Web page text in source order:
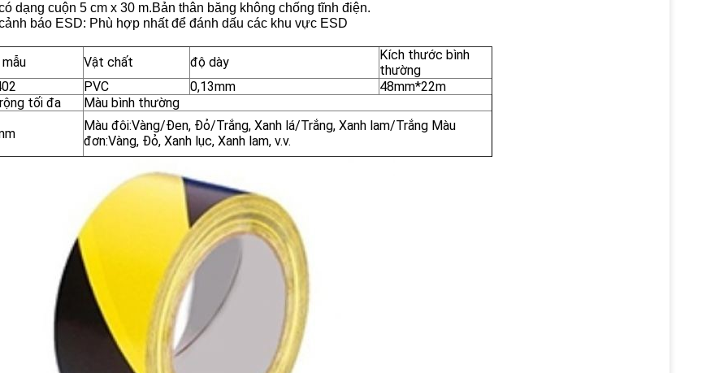
dạng cuộn 5 cm x 30 m.Bản thân băng không chống tĩnh điện.
báo ESD: Phù hợp nhất để đánh dấu các khu vực ESD
Vật chất độ dày
Kích thước bình
thường
PVC 0,13mm
48mm*22m
tối đa
Màu bình thường
Màu đôi:Vàng/Đen, Đỏ/Trắng, Xanh lá/Trắng, Xanh lam/Trắng Màu
đơn:Vàng, Đỏ, Xanh lục, Xanh lam, v.v.